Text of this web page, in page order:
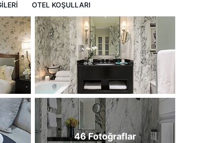
OTEL KOŞULLARI
46 Fotoğraflar